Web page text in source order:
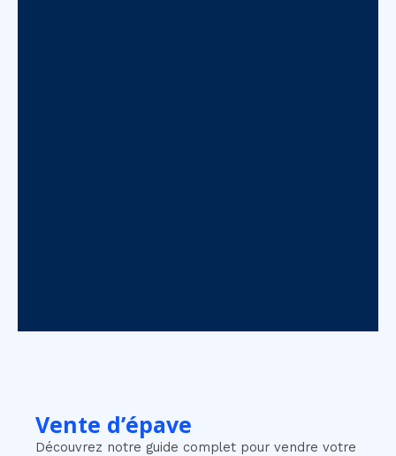
Vente d’épave
Découvrez notre guide complet pour vendre votre